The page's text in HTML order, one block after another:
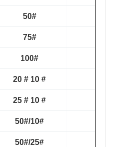
50#
75#
100#
20 # 10 #
25 # 10 #
50#/10#
50#/25#